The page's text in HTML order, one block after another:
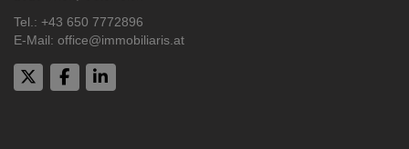
Tel.: +43 650 7772896
E-Mail: office@immobiliaris.at